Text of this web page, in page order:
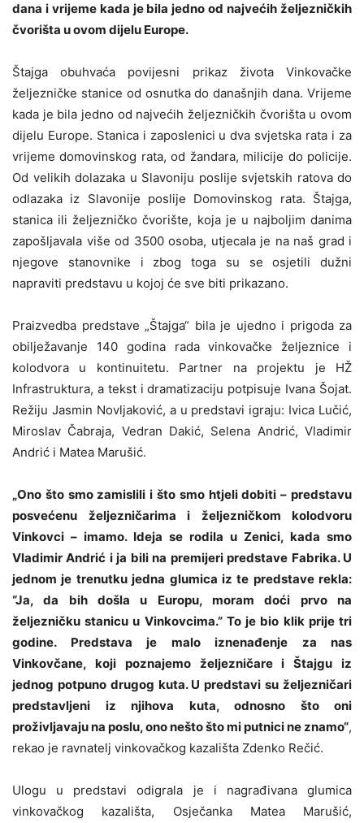
dana i vrijeme kada je bila jedno od najvećih željezničkih
čvorišta u ovom dijelu Europe.
Štajga obuhvaća povijesni prikaz života Vinkovačke
željezničke stanice od osnutka do današnjih dana. Vrijeme
kada je bila jedno od najvećih željezničkih čvorišta u ovom
dijelu Europe. Stanica i zaposlenici u dva svjetska rata i za
vrijeme domovinskog rata, od žandara, milicije do policije.
Od velikih dolazaka u Slavoniju poslije svjetskih ratova do
odlazaka iz Slavonije poslije Domovinskog rata. Štajga,
stanica ili željezničko čvorište, koja je u najboljim danima
zapošljavala više od 3500 osoba, utjecala je na naš grad i
njegove stanovnike i zbog toga su se osjetili dužni
napraviti predstavu u kojoj će sve biti prikazano.
Praizvedba predstave „Štajga“ bila je ujedno i prigoda za
obilježavanje 140 godina rada vinkovačke željeznice i
kolodvora u kontinuitetu. Partner na projektu je HŽ
Infrastruktura, a tekst i dramatizaciju potpisuje Ivana Šojat.
Režiju Jasmin Novljaković, a u predstavi igraju: Ivica Lučić,
Miroslav Čabraja, Vedran Dakić, Selena Andrić, Vladimir
Andrić i Matea Marušić.
„Ono što smo zamislili i što smo htjeli dobiti – predstavu
posvećenu željezničarima i željezničkom kolodvoru
Vinkovci – imamo. Ideja se rodila u Zenici, kada smo
Vladimir Andrić i ja bili na premijeri predstave Fabrika. U
jednom je trenutku jedna glumica iz te predstave rekla:
“Ja, da bih došla u Europu, moram doći prvo na
željezničku stanicu u Vinkovcima.” To je bio klik prije tri
godine. Predstava je malo iznenađenje za nas
Vinkovčane, koji poznajemo željezničare i Štajgu iz
jednog potpuno drugog kuta. U predstavi su željezničari
predstavljeni iz njihova kuta, odnosno što oni
proživljavaju na poslu, ono nešto što mi putnici ne znamo“,
rekao je ravnatelj vinkovačkog kazališta Zdenko Rečić.
Ulogu u predstavi odigrala je i nagrađivana glumica
vinkovačkog kazališta, Osječanka Matea Marušić,